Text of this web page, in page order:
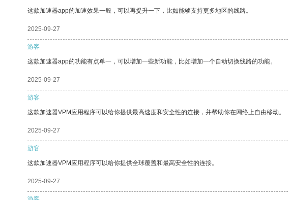
这款加速器app的加速效果一般，可以再提升一下，比如能够支持更多地区的线路。
2025-09-27
游客
这款加速器app的功能有点单一，可以增加一些新功能，比如增加一个自动切换线路的功能。
2025-09-27
游客
这款加速器VPM应用程序可以给你提供最高速度和安全性的连接，并帮助你在网络上自由移动。
2025-09-27
游客
这款加速器VPM应用程序可以给你提供全球覆盖和最高安全性的连接。
2025-09-27